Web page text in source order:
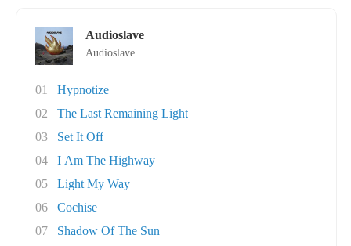
Audioslave
Audioslave
01
Hypnotize
02
The Last Remaining Light
03
Set It Off
04
I Am The Highway
05
Light My Way
06
Cochise
07
Shadow Of The Sun